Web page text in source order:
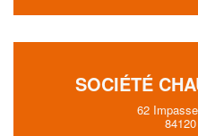
SOCIÉTÉ
62